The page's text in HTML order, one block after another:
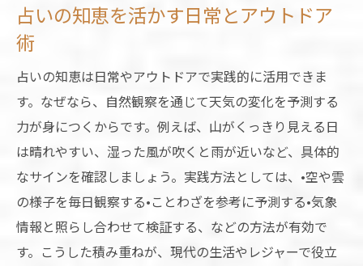
占いの知恵を活かす日常とアウトドア
術
占いの知恵は日常やアウトドアで実践的に活用できま
す。なぜなら、自然観察を通じて天気の変化を予測する
力が身につくからです。例えば、山がくっきり見える日
は晴れやすい、湿った風が吹くと雨が近いなど、具体的
なサインを確認しましょう。実践方法としては、•空や雲
の様子を毎日観察する•ことわざを参考に予測する•気象
情報と照らし合わせて検証する、などの方法が有効で
す。こうした積み重ねが、現代の生活やレジャーで役立